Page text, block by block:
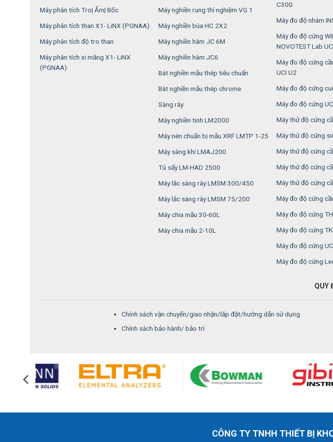
Máy phân tích Tro| Ẩm| Bốc
Máy phân tích than X1- LiNX (PGNAA)
Máy phân tích độ tro than
Máy phân tích xi măng X1- LiNX
(PGNAA)
Máy nghiền rung thí nghiệm VG 1
Máy nghiền búa HC 2X2
Máy nghiền hàm JC 6M
Máy nghiền hàm JC6
Bát nghiền mẫu thép tiêu chuẩn
Bát nghiền mẫu thép chrome
Sàng rây
Máy nghiền tinh LM2000
Máy nén chuẩn bị mẫu XRF LMTP 1-25
Máy sàng khí LMAJ200
Tủ sấy LM-HAD 2500
Máy lắc sàng rây LMSM 300/450
Máy lắc sàng rây LMSM 75/200
Máy chia mẫu 30-60L
Máy chia mẫu 2-10L
C300
Máy đo độ nhám
Máy đo độ cứng
NOVOTEST Lab
Máy đo độ cứng
UCI U2
Máy đo độ cứng
Máy đo độ cứng
Máy thử độ cứng
Máy thử độ cứng
Máy thử độ cứng
Máy thử độ cứng
Máy thử độ cứng
Máy đo độ cứng
Máy đo độ cứng
Máy đo độ cứng
Máy đo độ cứng
Máy đo độ cứng
QUY
Chính sách vận chuyển/giao nhận/lắp đặt/hướng dẫn sử dụng
Chính sách bảo hành/ bảo trì
CÔNG TY TNHH THIẾT BỊ